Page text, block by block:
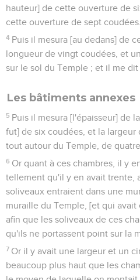
hauteur] de cette ouverture de
cette ouverture de sept coudées.
4 Puis il mesura [au dedans] de
longueur de vingt coudées, et
sur le sol du Temple ; et il me
Les bâtiments annexes
5 Puis il mesura [l'épaisseur] de
fut] de six coudées, et la largeur
tout autour du Temple, de
6 Or quant à ces chambres, il y
tellement qu'il y en avait trente,
soliveaux entraient dans une
muraille du Temple, [et qui
afin que les soliveaux de ces
qu'ils ne portassent point sur la
7 Or il y avait une largeur et un
beaucoup plus haut que les